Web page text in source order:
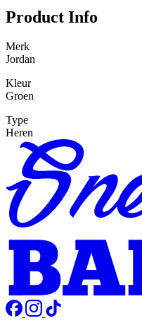
Product Info
Merk
Jordan
Kleur
Groen
Type
Heren